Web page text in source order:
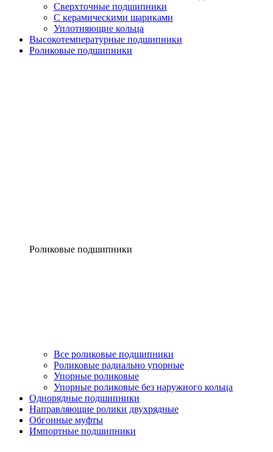
Сверхточные подшипники
С керамическими шариками
Уплотняющие кольца
Высокотемпературные подшипники
Роликовые подшипники
Роликовые подшипники
Все роликовые подшипники
Роликовые радиально упорные
Упорные роликовые
Упорные роликовые без наружного кольца
Однорядные подшипники
Направляющие ролики двухрядные
Обгонные муфты
Импортные подшипники